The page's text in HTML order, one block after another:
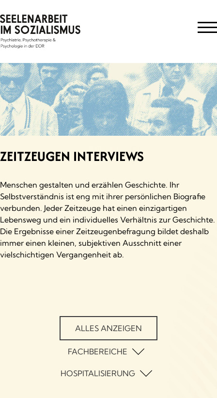
to
content
ZEITZEUGEN INTERVIEWS
Menschen gestalten und erzählen Geschichte. Ihr
Selbstverständnis ist eng mit ihrer persönlichen Biografie
verbunden. Jeder Zeitzeuge hat einen einzigartigen
Lebensweg und ein individuelles Verhältnis zur Geschichte.
Die Ergebnisse einer Zeitzeugenbefragung bildet deshalb
immer einen kleinen, subjektiven Ausschnitt einer
vielschichtigen Vergangenheit ab.
ALLES ANZEIGEN
FACHBEREICHE
HOSPITALISIERUNG